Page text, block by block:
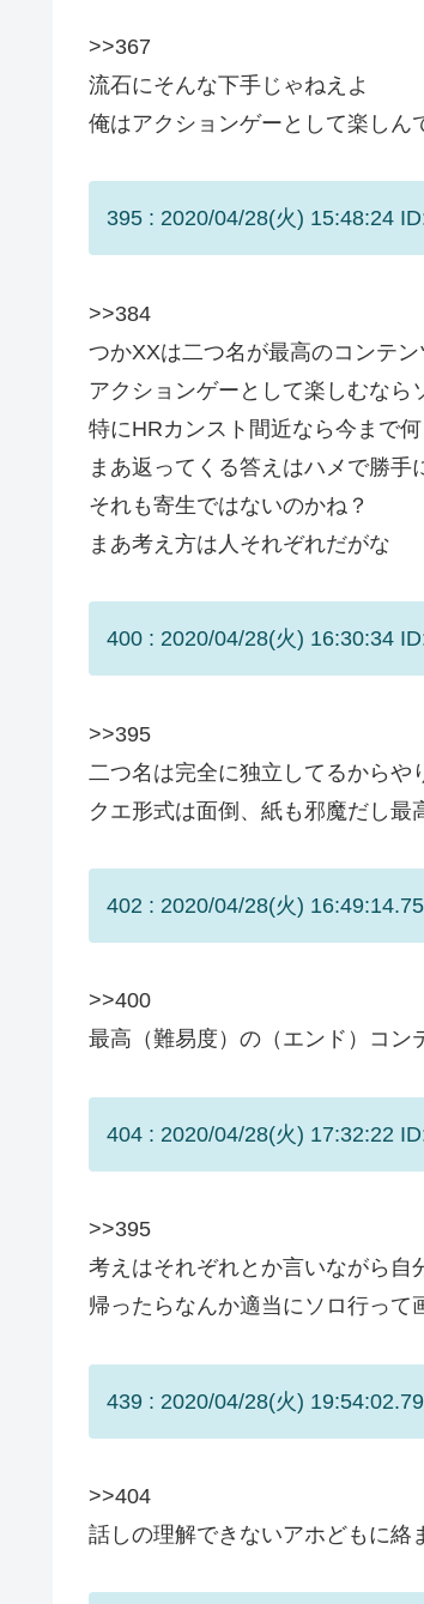
>>367
流石にそんな下手じゃねえよ
俺はアクションゲーとして楽しん
395 : 2020/04/28(火) 15:48:24
>>384
つかXXは二つ名が最高のコンテン
アクションゲーとして楽しむなら
特にHRカンスト間近なら今まで
まあ返ってくる答えはハメで勝手
それも寄生ではないのかね？
まあ考え方は人それぞれだがな
400 : 2020/04/28(火) 16:30:34
>>395
二つ名は完全に独立してるから
クエ形式は面倒、紙も邪魔だし最
402 : 2020/04/28(火)
>>400
最高（難易度）の（エンド）コン
404 : 2020/04/28(火) 17:32:22
>>395
考えはそれぞれとか言いながら自
帰ったらなんか適当にソロ行って
439 : 2020/04/28(火)
>>404
話しの理解できないアホどもに絡